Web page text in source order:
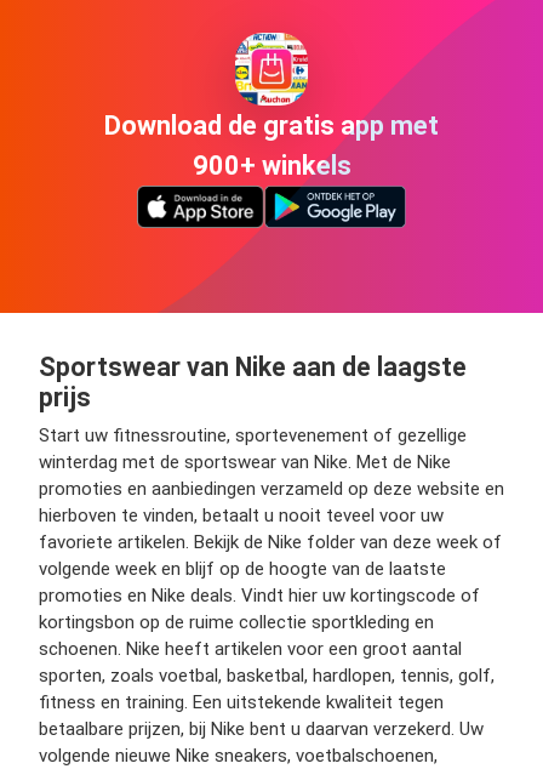
Download de gratis app met
900+ winkels
Sportswear van Nike aan de laagste
prijs
Start uw fitnessroutine, sportevenement of gezellige
winterdag met de sportswear van Nike. Met de Nike
promoties en aanbiedingen verzameld op deze website en
hierboven te vinden, betaalt u nooit teveel voor uw
favoriete artikelen. Bekijk de Nike folder van deze week of
volgende week en blijf op de hoogte van de laatste
promoties en Nike deals. Vindt hier uw kortingscode of
kortingsbon op de ruime collectie sportkleding en
schoenen. Nike heeft artikelen voor een groot aantal
sporten, zoals voetbal, basketbal, hardlopen, tennis, golf,
fitness en training. Een uitstekende kwaliteit tegen
betaalbare prijzen, bij Nike bent u daarvan verzekerd. Uw
volgende nieuwe Nike sneakers, voetbalschoenen,